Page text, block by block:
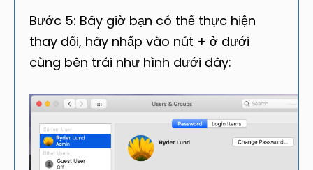
Bước 5: Bây giờ bạn có thể thực hiện
thay đổi, hãy nhấp vào nút + ở dưới
cùng bên trái như hình dưới đây: